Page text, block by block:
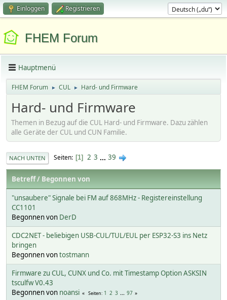
Einloggen Registrieren
FHEM Forum
Hauptmenü
FHEM Forum ► CUL ► Hard- und Firmware
Hard- und Firmware
Themen in Bezug auf die CUL Hard- und Firmware. Dazu zählen
alle Geräte der CUL und CUN Familie.
NACH UNTEN Seiten 1 2 3 ... 39
Betreff/ Begonnen von
"unsaubere" Signale bei FM auf 868MHz - Registereinstellung
CC1101
Begonnen von DerD
CDC2NET - beliebigen USB-CUL/TUL/EUL per ESP32-S3 ins Netz
bringen
Begonnen vontostmann
Firmware zu CUL, CUNX und Co. mit Timestamp Option ASKSIN
tsculfw V0.43
Begonnen von noansi Seiten 1 2 3 ... 97